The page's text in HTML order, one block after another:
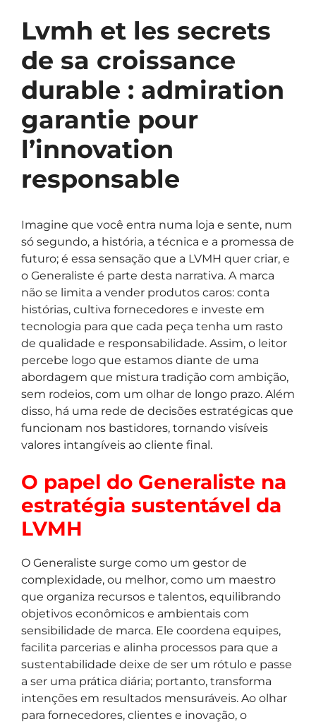
Lvmh et les secrets
de sa croissance
durable : admiration
garantie pour
l’innovation
responsable
Imagine que você entra numa loja e sente, num
só segundo, a história, a técnica e a promessa de
futuro; é essa sensação que a LVMH quer criar, e
o Generaliste é parte desta narrativa. A marca
não se limita a vender produtos caros: conta
histórias, cultiva fornecedores e investe em
tecnologia para que cada peça tenha um rasto
de qualidade e responsabilidade. Assim, o leitor
percebe logo que estamos diante de uma
abordagem que mistura tradição com ambição,
sem rodeios, com um olhar de longo prazo. Além
disso, há uma rede de decisões estratégicas que
funcionam nos bastidores, tornando visíveis
valores intangíveis ao cliente final.
O papel do Generaliste na
estratégia sustentável da
LVMH
O Generaliste surge como um gestor de
complexidade, ou melhor, como um maestro
que organiza recursos e talentos, equilibrando
objetivos econômicos e ambientais com
sensibilidade de marca. Ele coordena equipes,
facilita parcerias e alinha processos para que a
sustentabilidade deixe de ser um rótulo e passe
a ser uma prática diária; portanto, transforma
intenções em resultados mensuráveis. Ao olhar
para fornecedores, clientes e inovação, o